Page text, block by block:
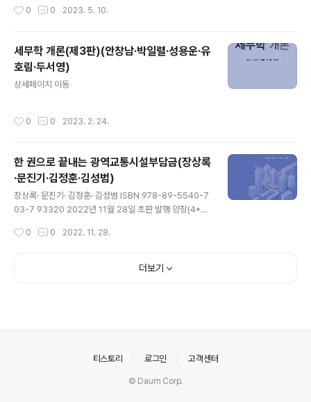
0 0 2023. 5. 10.
세무학 개론(제3판)(안창남·박일렬·성용운·유
호림·두서영)
상세페이지 이동
0 0 2023. 2. 24.
한 권으로 끝내는 광역교통시설부담금(장상록
·문진기·김정훈·김성범)
장상록· 문진기· 김정훈· 김성범 ISBN 978-89-5540-7
03-7 93320 2022년 11월 28일 초판 발행 양장(4*6
역교통계획이 수립, 고시된 대도시권의 광역교통시설[광역
징수하는 부담금이다. 수도권은 2001년 4월 30일부터,
0 0 2022. 11. 28.
더보기
티스토리 로그인 고객센터
© Daum Corp.